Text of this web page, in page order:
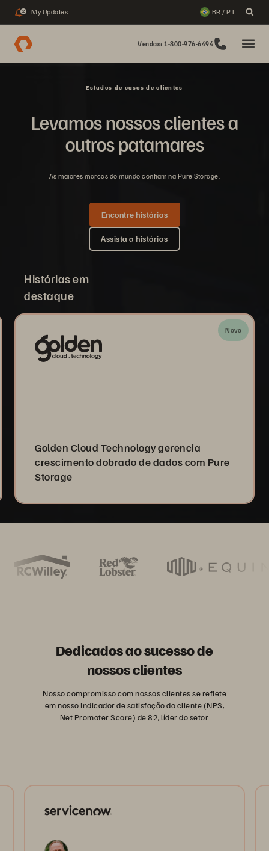
2 My Updates BR / PT
Vendas: 1-800-976-6494
Estudos de casos de clientes
Levamos nossos clientes a
outros patamares
As maiores marcas do mundo confiam na Pure Storage.
Encontre histórias
Assista a histórias
Histórias em
destaque
Novo
Golden Cloud Technology gerencia
crescimento dobrado de dados com Pure
Storage
Dedicados ao sucesso de
nossos clientes
Nosso compromisso com nossos clientes se reflete
em nosso Indicador de satisfação do cliente (NPS,
Net Promoter Score) de 82, líder do setor.